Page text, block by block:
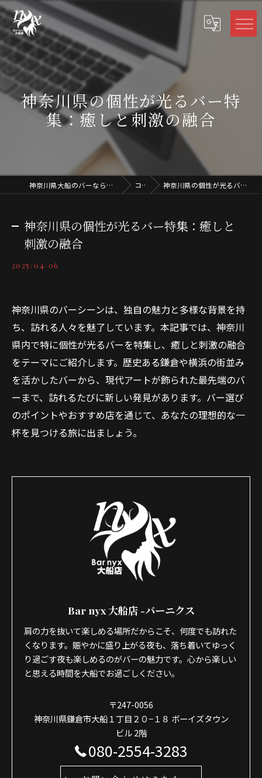
神奈川県の個性が光るバー特
集：癒しと刺激の融合
神奈川県大船のバーならBar nyx 大船店 -バーニクス コラム 神奈川県の個性が光るバー特集：癒しと刺激の融合
神奈川県の個性が光るバー特集：癒しと
刺激の融合
2025/04/06
神奈川県のバーシーンは、独自の魅力と多様な背景を持
ち、訪れる人々を魅了しています。本記事では、神奈川
県内で特に個性が光るバーを特集し、癒しと刺激の融合
をテーマにご紹介します。歴史ある鎌倉や横浜の街並み
を活かしたバーから、現代アートが飾られた最先端のバ
ーまで、訪れるたびに新しい発見があります。バー選び
のポイントやおすすめ店を通じて、あなたの理想的な一
杯を見つける旅に出ましょう。
Bar nyx 大船店 -バーニクス
肩の力を抜いて楽しめる場所だからこそ、何度でも訪れた
くなります。賑やかに盛り上がる夜も、落ち着いてゆっく
り過ごす夜も楽しめるのがバーの魅力です。心から楽しい
と思える時間を大船でお過ごしください。
〒247-0056
神奈川県鎌倉市大船１丁目２０−１８ ボーイズタウン
ビル 2階
080-2554-3283